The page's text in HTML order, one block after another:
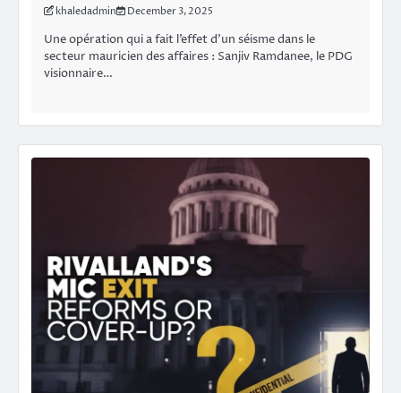
khaledadmin December 3, 2025
Une opération qui a fait l’effet d’un séisme dans le
secteur mauricien des affaires : Sanjiv Ramdanee, le PDG
visionnaire…